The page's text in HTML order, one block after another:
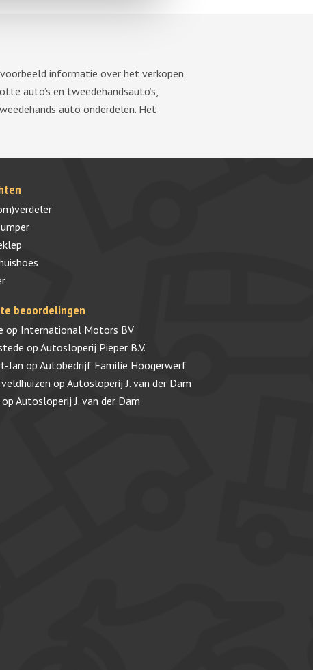
informatie over het verkopen
auto’s en tweedehandsauto’s,
auto onderdelen. Het
beoordelingen
op International Motors BV
op Autosloperij Pieper B.V.
Jan op Autobedrijf Familie Hoogerwerf
op Autosloperij J. van der Dam
op Autosloperij J. van der Dam